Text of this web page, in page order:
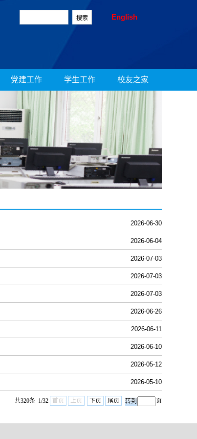
English
党建工作 学生工作 校友之家
2026-06-30
2026-06-04
2026-07-03
2026-07-03
2026-07-03
2026-06-26
2026-06-11
2026-06-10
2026-05-12
2026-05-10
共320条 1/32 首页 上页 下页 尾页 页